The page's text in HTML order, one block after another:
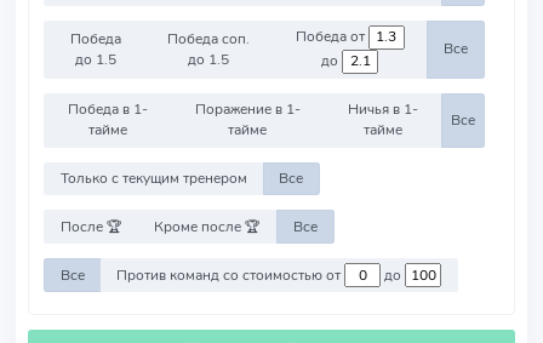
Победа
до 1.5
Победа соп.
до 1.5
Победа от
до
Все
Победа в 1-
тайме
Поражение в 1-
тайме
Ничья в 1-
тайме
Все
Только с текущим тренером Все
После 🏆 Кроме после 🏆 Все
Все Против команд со стоимостью от до